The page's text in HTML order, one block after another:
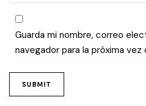
Guarda mi nombre, correo
navegador para la próxima